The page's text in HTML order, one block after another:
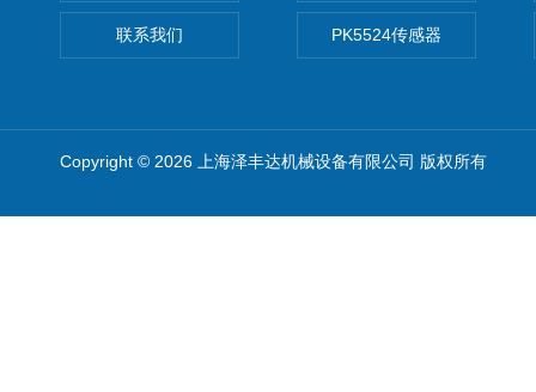
联系我们 PK5524传感器
Copyright © 2026 上海泽丰达机械设备有限公司 版权所有